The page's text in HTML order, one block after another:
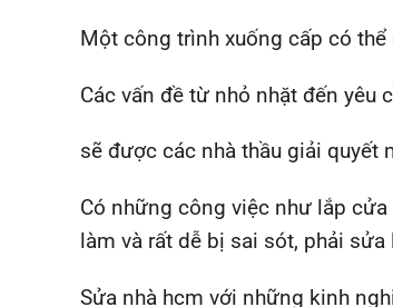
Một công trình xuống cấp có
Các vấn đề từ nhỏ nhặt đến yêu
sẽ được các nhà thầu giải quyết
Có những công việc như lắp
làm và rất dễ bị sai sót, phải
Sửa nhà hcm với những kinh